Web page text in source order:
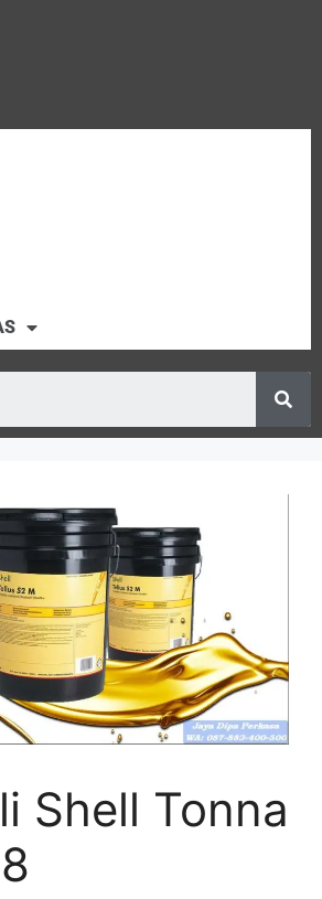
Shell Tonna